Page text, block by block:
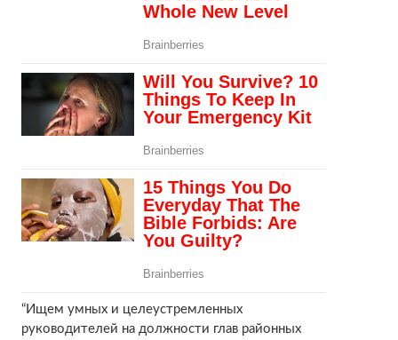
“Ищем умных и целеустремленных
руководителей на должности глав районных